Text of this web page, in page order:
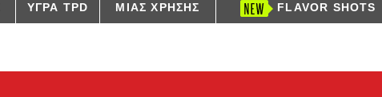
ΥΓΡΑ TPD ΜΙΑΣ ΧΡΗΣΗΣ FLAVOR SHOTS